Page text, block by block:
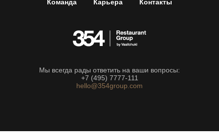
Команда Карьера Контакты
Мы всегда рады ответить на ваши вопросы:
+7 (495) 7777-111
hello@354group.com